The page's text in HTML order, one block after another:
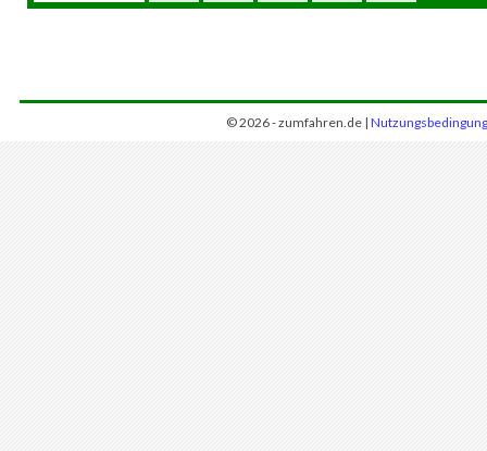
© 2026 - zumfahren.de |